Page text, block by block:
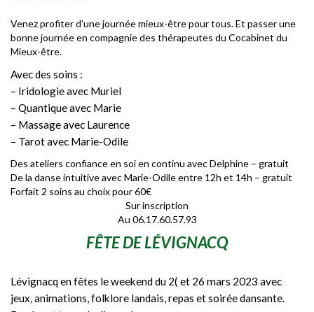
Venez profiter d’une journée mieux-être pour tous. Et passer une
bonne journée en compagnie des thérapeutes du Cocabinet du
Mieux-être.
Avec des soins :
– Iridologie avec Muriel
– Quantique avec Marie
– Massage avec Laurence
– Tarot avec Marie-Odile
Des ateliers confiance en soi en continu avec Delphine – gratuit
De la danse intuitive avec Marie-Odile entre 12h et 14h – gratuit
Forfait 2 soins au choix pour 60€
Sur inscription
Au 06.17.60.57.93
FÊTE DE LÉVIGNACQ
Lévignacq en fêtes le weekend du 2( et 26 mars 2023 avec
jeux, animations, folklore landais, repas et soirée dansante.